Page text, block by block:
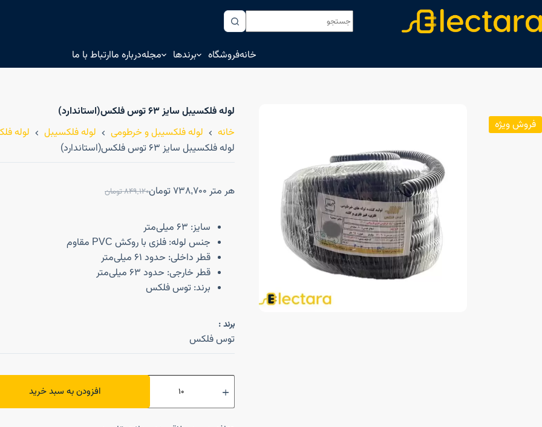
خانهفروشگاه برندها مجلهدرباره ماارتباط با ما
فروش ویژه
لوله فلکسیبل سایز ۶۳ توس فلکس(استاندارد)
خانه
لوله فلکسیبل و خرطومی لوله فلکسیبل
لوله
لوله فلکسیبل سایز ۶۳ توس فلکس(استاندارد)
هر متر 849,120تومان 738,700 تومان
سایز: ۶۳ میلی‌متر
جنس لوله: فلزی با روکش PVC مقاوم
قطر داخلی: حدود ۶۱ میلی‌متر
قطر خارجی: حدود ۶۳ میلی‌متر
برند: توس فلکس
برند :
توس فلکس
افزودن به سبد خرید